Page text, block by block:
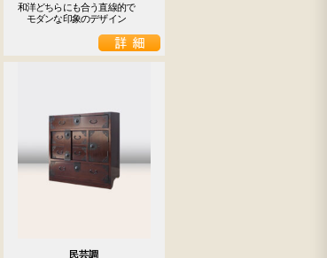
和洋どちらにも合う直線的で
モダンな印象のデザイン
民芸調